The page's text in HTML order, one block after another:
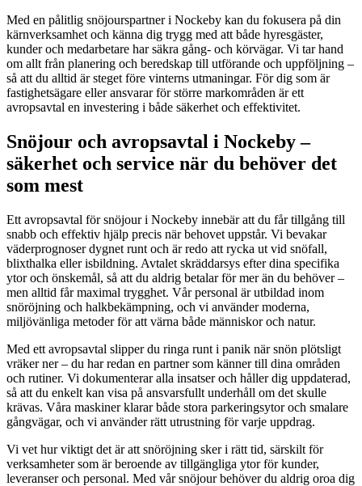
Med en pålitlig snöjourspartner i Nockeby kan du fokusera på din
kärnverksamhet och känna dig trygg med att både hyresgäster,
kunder och medarbetare har säkra gång- och körvägar. Vi tar hand
om allt från planering och beredskap till utförande och uppföljning –
så att du alltid är steget före vinterns utmaningar. För dig som är
fastighetsägare eller ansvarar för större markområden är ett
avropsavtal en investering i både säkerhet och effektivitet.
Snöjour och avropsavtal i Nockeby –
säkerhet och service när du behöver det
som mest
Ett avropsavtal för snöjour i Nockeby innebär att du får tillgång till
snabb och effektiv hjälp precis när behovet uppstår. Vi bevakar
väderprognoser dygnet runt och är redo att rycka ut vid snöfall,
blixthalka eller isbildning. Avtalet skräddarsys efter dina specifika
ytor och önskemål, så att du aldrig betalar för mer än du behöver –
men alltid får maximal trygghet. Vår personal är utbildad inom
snöröjning och halkbekämpning, och vi använder moderna,
miljövänliga metoder för att värna både människor och natur.
Med ett avropsavtal slipper du ringa runt i panik när snön plötsligt
vräker ner – du har redan en partner som känner till dina områden
och rutiner. Vi dokumenterar alla insatser och håller dig uppdaterad,
så att du enkelt kan visa på ansvarsfullt underhåll om det skulle
krävas. Våra maskiner klarar både stora parkeringsytor och smalare
gångvägar, och vi använder rätt utrustning för varje uppdrag.
Vi vet hur viktigt det är att snöröjning sker i rätt tid, särskilt för
verksamheter som är beroende av tillgängliga ytor för kunder,
leveranser och personal. Med vår snöjour behöver du aldrig oroa dig